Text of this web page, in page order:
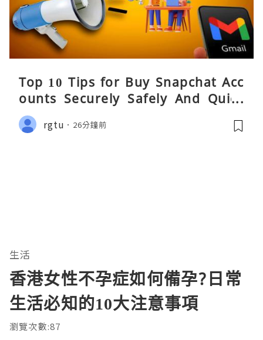
Top 10 Tips for Buy Snapchat Acc
ounts Securely Safely And Quick
y....
rgtu 26分鐘前
生活
香港女性不孕症如何備孕?日常
生活必知的10大注意事項
瀏覽次數:87